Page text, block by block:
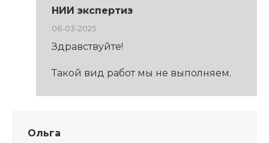
НИИ экспертиз
06-03-2025
Здравствуйте!
Такой вид работ мы не выполняем.
Ольга